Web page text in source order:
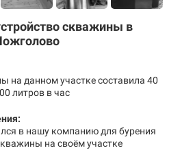
скважины в
на данном участке составила 40
литров в час
в нашу компанию для бурения
на своём участке